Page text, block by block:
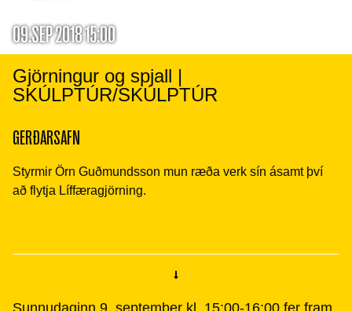
09.SEP 2018 15:00
Gjörningur og spjall |
SKÚLPTÚR/SKÚLPTÚR
GERÐARSAFN
Styrmir Örn Guðmundsson mun ræða verk sín ásamt því
að flytja Líffæragjörning.
Sunnudaginn 9. september kl. 15:00-16:00 fer fram